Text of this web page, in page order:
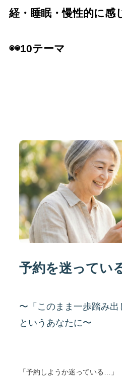
経・睡眠・慢性的に感
◉◉10テーマ
予約を迷ってい
〜「このまま一歩踏み
というあなたに〜
「予約しようか迷っている…」